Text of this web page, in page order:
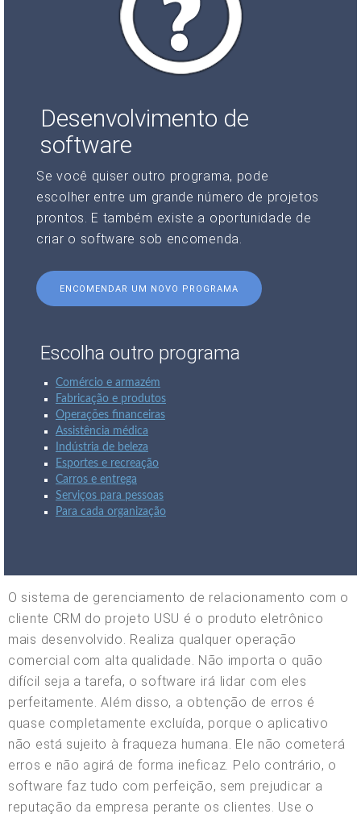
Desenvolvimento de
software
Se você quiser outro programa, pode
escolher entre um grande número de projetos
prontos. E também existe a oportunidade de
criar o software sob encomenda.
ENCOMENDAR UM NOVO PROGRAMA
Escolha outro programa
Comércio e armazém
Fabricação e produtos
Operações financeiras
Assistência médica
Indústria de beleza
Esportes e recreação
Carros e entrega
Serviços para pessoas
Para cada organização
O sistema de gerenciamento de relacionamento com o
cliente CRM do projeto USU é o produto eletrônico
mais desenvolvido. Realiza qualquer operação
comercial com alta qualidade. Não importa o quão
difícil seja a tarefa, o software irá lidar com eles
perfeitamente. Além disso, a obtenção de erros é
quase completamente excluída, porque o aplicativo
não está sujeito à fraqueza humana. Ele não cometerá
erros e não agirá de forma ineficaz. Pelo contrário, o
software faz tudo com perfeição, sem prejudicar a
reputação da empresa perante os clientes. Use o